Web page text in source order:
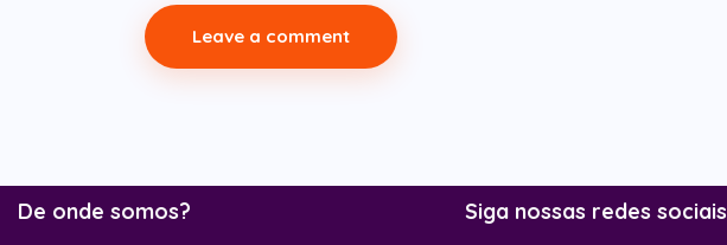
De onde somos? Siga nossas redes sociais